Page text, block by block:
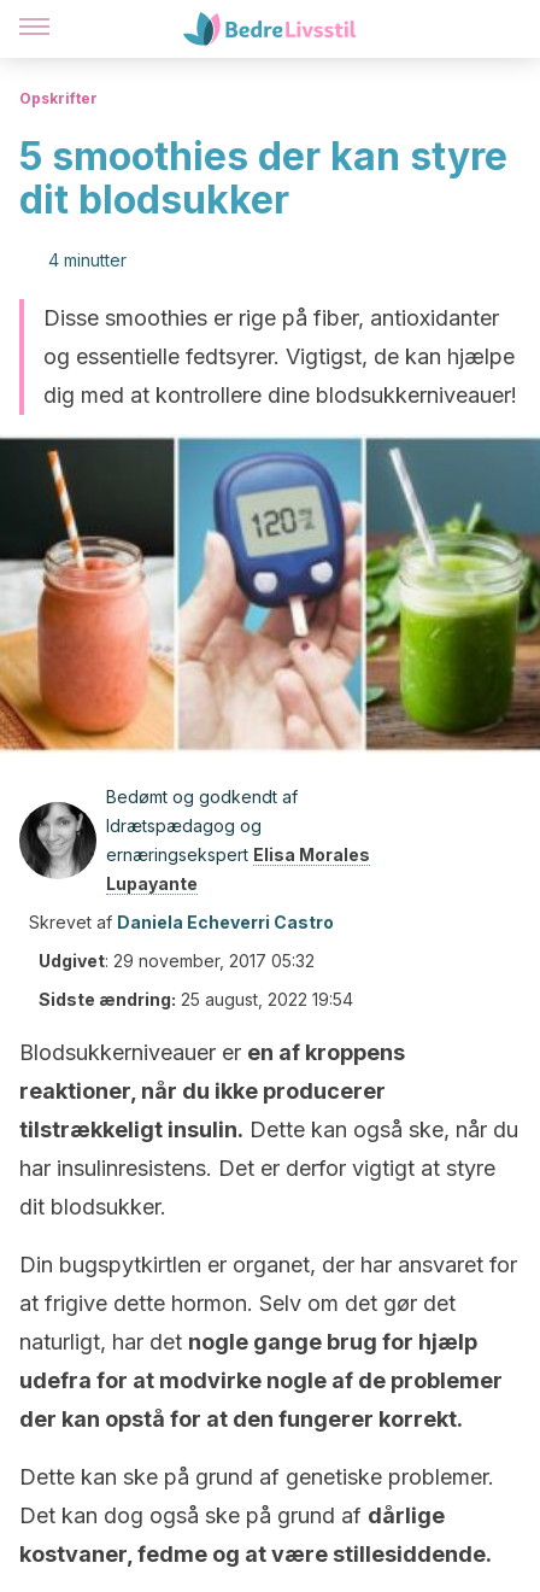
Opskrifter
5 smoothies der kan styre
dit blodsukker
4 minutter
Disse smoothies er rige på fiber, antioxidanter
og essentielle fedtsyrer. Vigtigst, de kan hjælpe
dig med at kontrollere dine blodsukkerniveauer!
Bedømt og godkendt af
Idrætspædagog og
ernæringsekspert Elisa Morales
Lupayante
Skrevet af Daniela Echeverri Castro
Udgivet: 29 november, 2017 05:32
Sidste ændring: 25 august, 2022 19:54
Blodsukkerniveauer er en af ​​kroppens
reaktioner, når du ikke producerer
tilstrækkeligt insulin. Dette kan også ske, når du
har insulinresistens. Det er derfor vigtigt at styre
dit blodsukker.
Din bugspytkirtlen er organet, der har ansvaret for
at frigive dette hormon. Selv om det gør det
naturligt, har det nogle gange brug for hjælp
udefra for at modvirke nogle af de problemer
der kan opstå for at den fungerer korrekt.
Dette kan ske på grund af genetiske problemer.
Det kan dog også ske på grund af dårlige
kostvaner, fedme og at være stillesiddende.